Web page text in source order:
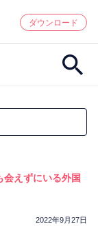
ダウンロード
会えずにいる外国
2022年9月27日